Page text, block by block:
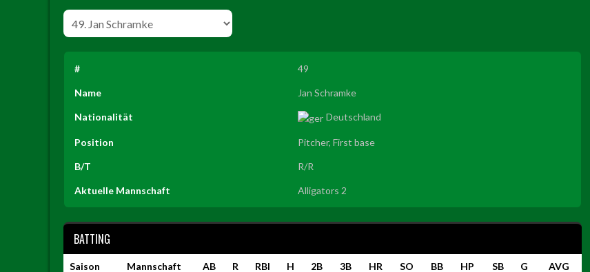
# 49
Name Jan Schramke
Nationalität Deutschland
Position Pitcher, First base
B/T R/R
Aktuelle Mannschaft Alligators 2
BATTING
Saison Mannschaft AB R RBI H 2B 3B HR SO BB HP SB G AVG